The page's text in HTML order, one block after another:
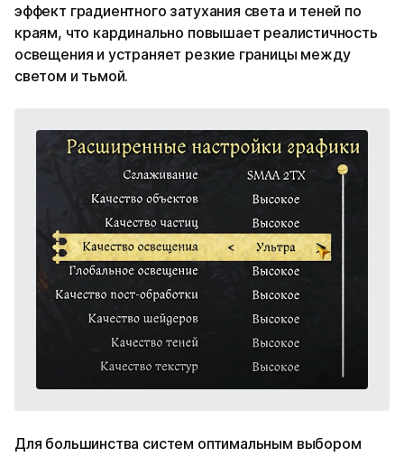
эффект градиентного затухания света и теней по
краям, что кардинально повышает реалистичность
освещения и устраняет резкие границы между
светом и тьмой.
Для большинства систем оптимальным выбором